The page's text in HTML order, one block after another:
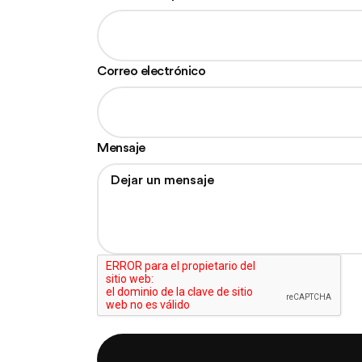
this
field
blank
Correo electrónico
Mensaje